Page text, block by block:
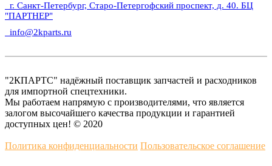
г. Санкт-Петербург, Старо-Петергофский проспект, д. 40. БЦ
"ПАРТНЕР"
info@2kparts.ru
"2КПАРТС" надёжный поставщик запчастей и расходников
для импортной спецтехники.
Мы работаем напрямую с производителями, что является
залогом высочайшего качества продукции и гарантией
доступных цен! © 2020
Политика конфиденциальности Пользовательское соглашение